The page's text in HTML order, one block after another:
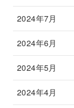
2024年7月
2024年6月
2024年5月
2024年4月